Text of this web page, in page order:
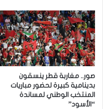
صور.. مغاربة قطر ينسقون
بدينامية كبيرة لحضور مباريات
المنتخب الوطني لمساندة
“الأسود”